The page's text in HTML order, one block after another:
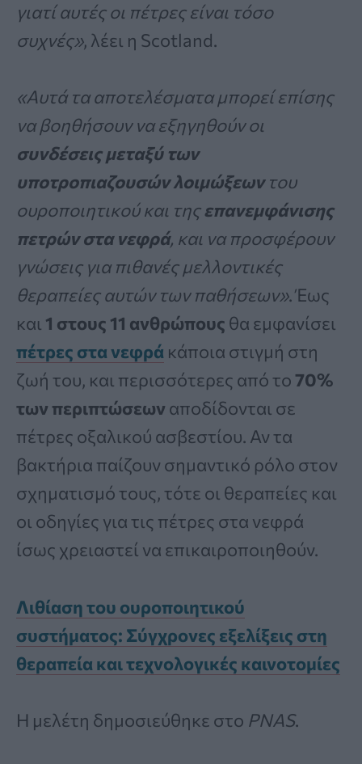
γιατί αυτές οι πέτρες είναι τόσο
συχνές», λέει η Scotland.
«Αυτά τα αποτελέσματα μπορεί επίσης
να βοηθήσουν να εξηγηθούν οι
συνδέσεις μεταξύ των
υποτροπιαζουσών λοιμώξεωντου
ουροποιητικού και τηςεπανεμφάνισης
πετρών στα νεφρά, και να προσφέρουν
γνώσεις για πιθανές μελλοντικές
θεραπείες αυτών των παθήσεων». Έως
και 1 στους 11 ανθρώπους θα εμφανίσει
πέτρες στα νεφρά κάποια στιγμή στη
ζωή του, και περισσότερες από το 70%
των περιπτώσεων αποδίδονται σε
πέτρες οξαλικού ασβεστίου. Αν τα
βακτήρια παίζουν σημαντικό ρόλο στον
σχηματισμό τους, τότε οι θεραπείες και
οι οδηγίες για τις πέτρες στα νεφρά
ίσως χρειαστεί να επικαιροποιηθούν.
Λιθίαση του ουροποιητικού
συστήματος: Σύγχρονες εξελίξεις στη
θεραπεία και τεχνολογικές καινοτομίες
Η μελέτη δημοσιεύθηκε στο PNAS.